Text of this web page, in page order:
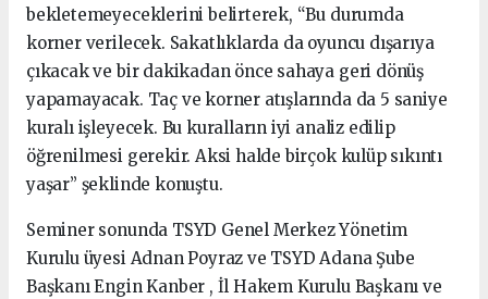
bekletemeyeceklerini belirterek, “Bu durumda
korner verilecek. Sakatlıklarda da oyuncu dışarıya
çıkacak ve bir dakikadan önce sahaya geri dönüş
yapamayacak. Taç ve korner atışlarında da 5 saniye
kuralı işleyecek. Bu kuralların iyi analiz edilip
öğrenilmesi gerekir. Aksi halde birçok kulüp sıkıntı
yaşar” şeklinde konuştu.
Seminer sonunda TSYD Genel Merkez Yönetim
Kurulu üyesi Adnan Poyraz ve TSYD Adana Şube
Başkanı Engin Kanber , İl Hakem Kurulu Başkanı ve